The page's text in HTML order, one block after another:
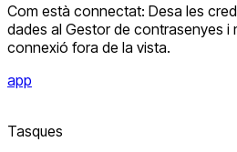
Com està connectat: Desa les
dades al Gestor de contrasenyes i
connexió fora de la vista.
app
Tasques